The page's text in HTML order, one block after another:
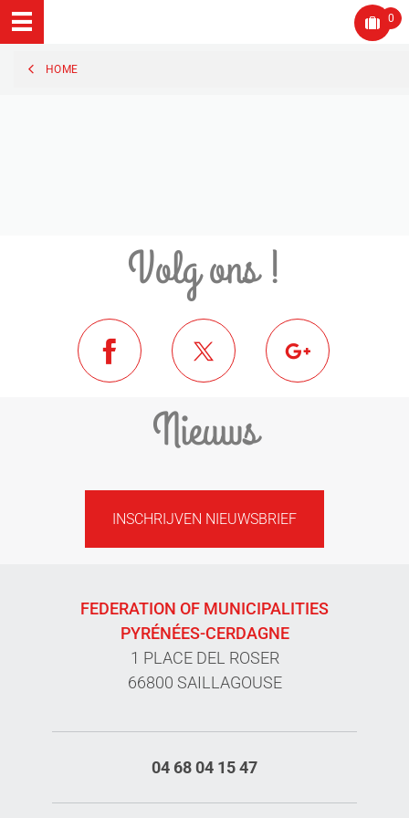
0
HOME
Volg ons !
Nieuws
INSCHRIJVEN NIEUWSBRIEF
FEDERATION OF MUNICIPALITIES
PYRÉNÉES-CERDAGNE
1 PLACE DEL ROSER
66800 SAILLAGOUSE
04 68 04 15 47